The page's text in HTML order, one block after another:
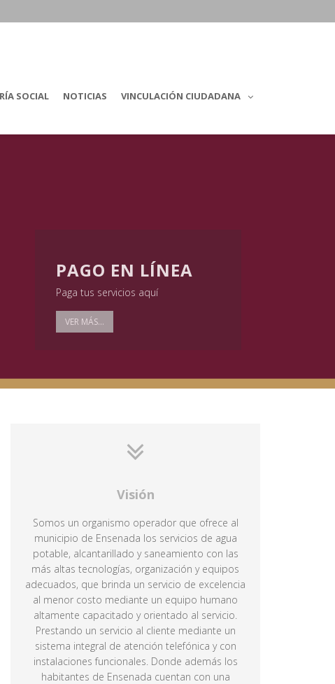
SOCIAL NOTICIAS VINCULACIÓN CIUDADANA
PAGO EN LÍNEA
Paga tus servicios aquí
VER MÁS...
Visión
Somos un organismo operador que ofrece al
municipio de Ensenada los servicios de agua
potable, alcantarillado y saneamiento con las
más altas tecnologías, organización y equipos
adecuados, que brinda un servicio de excelencia
al menor costo mediante un equipo humano
altamente capacitado y orientado al servicio.
Prestando un servicio al cliente mediante un
sistema integral de atención telefónica y con
instalaciones funcionales. Donde además los
habitantes de Ensenada cuentan con una